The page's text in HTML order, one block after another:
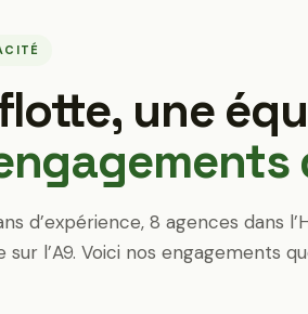
une
d’expérience, 8 agences dans
l’A9. Voici nos engagements